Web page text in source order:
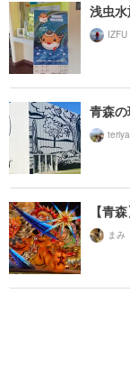
浅虫
IZFU
青森
【青
まみ